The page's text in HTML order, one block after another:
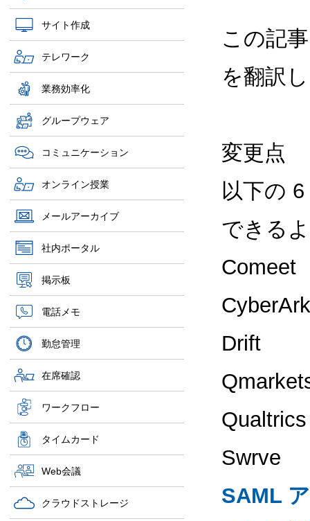
サイト作成
テレワーク
業務効率化
グループウェア
コミュニケーション
オンライン授業
メールアーカイブ
社内ポータル
掲示板
電話メモ
勤怠管理
在席確認
ワークフロー
タイムカード
Web会議
クラウドストレージ
この記
を翻訳
変更点
以下の
できる
Comeet
CyberArk
Drift
Qualtrics
Swrve
SAML